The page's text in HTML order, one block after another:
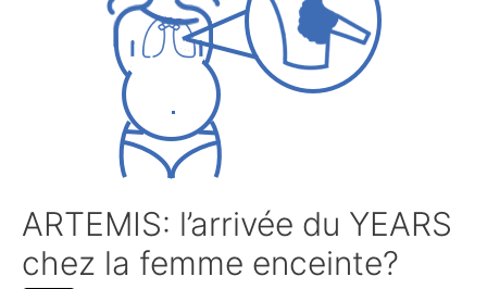
ARTEMIS: l’arrivée du YEARS
chez la femme enceinte?